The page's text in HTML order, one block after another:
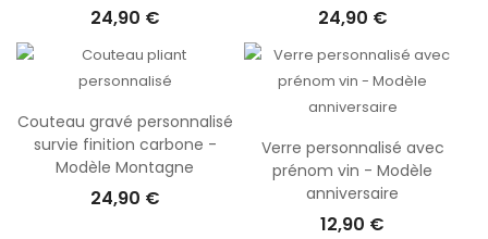
24,90 € 24,90 €
Couteau gravé personnalisé
survie finition carbone -
Modèle Montagne
24,90 €
Verre personnalisé avec
prénom vin - Modèle
anniversaire
12,90 €